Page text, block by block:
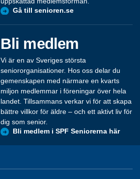
Gå till senioren.se
Bli medlem
Vi är en av Sveriges största
seniororganisationer. Hos oss delar du
gemenskapen med närmare en kvarts
miljon medlemmar i föreningar över hela
landet. Tillsammans verkar vi för att skapa
bättre villkor för äldre – och ett aktivt liv för
dig som senior.
Bli medlem i SPF Seniorerna här